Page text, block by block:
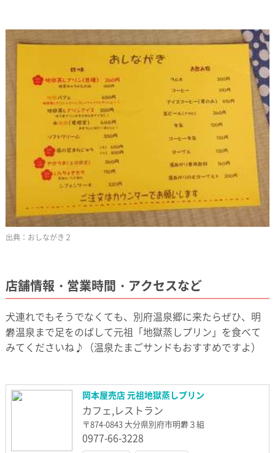
おしながき２
店舗情報・営業時間・アクセスなど
犬連れでもそうでなくても、別府温泉郷に来たらぜひ、明
礬温泉まで足をのばして元祖「地獄蒸しプリン」を食べて
みてくださいね♪（温泉たまごサンドもおすすめですよ）
岡本屋売店 元祖地獄蒸しプリン
カフェ,レストラン
〒874-0843 大分県別府市明礬３組
0977-66-3228